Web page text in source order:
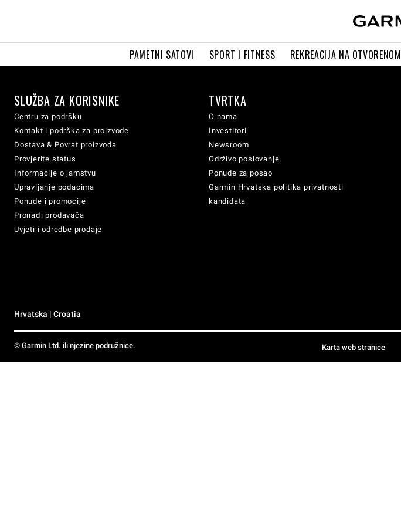
PAMETNI SATOVI SPORT I FITNESS REKREACIJA NA OTVORENOM
SLUŽBA ZA KORISNIKE
Centru za podršku
Kontakt i podrška za proizvode
Dostava & Povrat proizvoda
Provjerite status
Informacije o jamstvu
Upravljanje podacima
Ponude i promocije
Pronađi prodavača
Uvjeti i odredbe prodaje
TVRTKA
O nama
Investitori
Newsroom
Održivo poslovanje
Ponude za posao
Garmin Hrvatska politika privatnosti
kandidata
Hrvatska | Croatia
© Garmin Ltd. ili njezine podružnice. Karta web stranice